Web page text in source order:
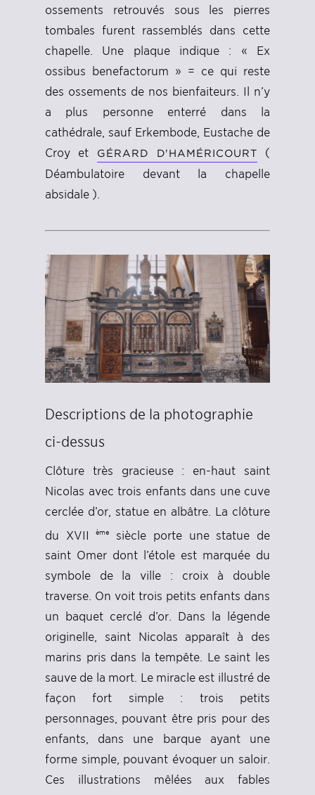
ossements retrouvés sous les pierres
tombales furent rassemblés dans cette
chapelle. Une plaque indique : « Ex
ossibus benefactorum » = ce qui reste
des ossements de nos bienfaiteurs. Il n’y
a plus personne enterré dans la
cathédrale, sauf Erkembode, Eustache de
Croy et
GÉRARD D'HAMÉRICOURT (
Déambulatoire devant la chapelle
absidale ).
Descriptions de la photographie
ci-dessus
Clôture très gracieuse : en-haut saint
Nicolas avec trois enfants dans une cuve
cerclée d’or, statue en albâtre. La clôture
du XVIIème
siècle porte une statue de
saint Omer dont l’étole est marquée du
symbole de la ville : croix à double
traverse. On voit trois petits enfants dans
un baquet cerclé d’or. Dans la légende
originelle, saint Nicolas apparaît à des
marins pris dans la tempête. Le saint les
sauve de la mort. Le miracle est illustré de
façon fort simple : trois petits
personnages, pouvant être pris pour des
enfants, dans une barque ayant une
forme simple, pouvant évoquer un saloir.
Ces illustrations mêlées aux fables